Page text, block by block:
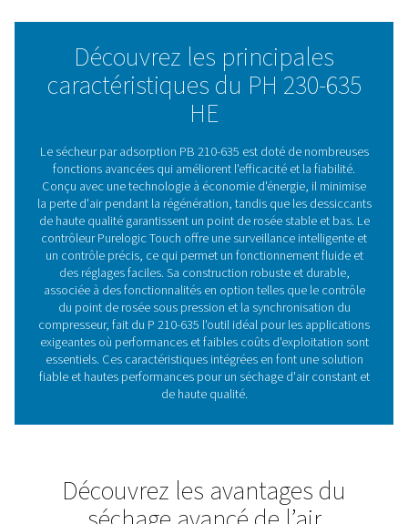
durabilité et protection. La préfiltration et la post
standard maintiennent la pureté de l'air, tandis que le
Purelogic Touch permet une surveillance et un
temps réel, en ajustant des paramètres tels que le
rosée, la régénération et le refroidissement pour
210-635 HE propose un séchage fiable et performant
à la fois aux objectifs opérationnels et économiques
large éventail d'applications exigeantes.
Technologie de sécheur
adsorption
Les sécheurs par adsorption PB 210-635 HE
efficacement l'humidité de l'air comprimé en le faisant
performances tels que l'alumine activée, ces sécheurs
les propriétés hygroscopiques du matériau pour